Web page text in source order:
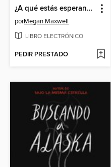
¿A qué estás esperando?
porMegan Maxwell
LIBRO ELECTRÓNICO
PEDIR PRESTADO